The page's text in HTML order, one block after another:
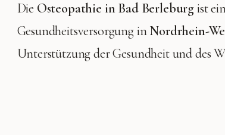
Die Osteopathie in Bad Berleburg ist
Gesundheitsversorgung inNordrhein-
Unterstützung der Gesundheit und des